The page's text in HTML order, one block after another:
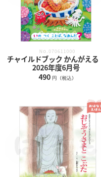
No.070611000
チャイルドブック かんがえる
2026年度6月号
490 円（税込）